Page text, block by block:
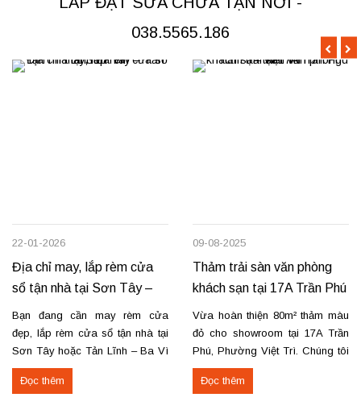
hình hấp sóng: sang trọng, giữ
dịch vụ chuyên nghiệp và giá...
038.5565.186
22-01-2026
Địa chỉ may, lắp rèm cửa
sổ tận nhà tại Sơn Tây –
Tản Lĩnh Ba Vì
Bạn đang cần may rèm cửa
đẹp, lắp rèm cửa sổ tận nhà tại
Sơn Tây hoặc Tản Lĩnh – Ba Vì
với giá hợp lý? Chúng tôi
chuyên may rèm theo yêu cầu,
Đọc thêm
09-08-2025
Thảm trải sàn văn phòng
khách sạn tại 17A Trần Phú
– Việt Trì
Vừa hoàn thiện 80m² thảm màu
đỏ cho showroom tại 17A Trần
Phú, Phường Việt Trì. Chúng tôi
nhận thi công, sửa chữa, bóc
dỡ và thu mua thảm cũ trên toàn
Đọc thêm